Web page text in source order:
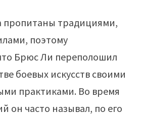
пропитаны традициями,
поэтому
Брюс Ли переполошил
боевых искусств своими
практиками. Во время
он часто называл, по его